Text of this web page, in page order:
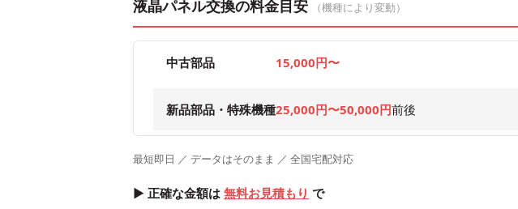
液晶パネル交換の料金目安 （機種により変動）
中古部品 15,000円〜
新品部品・特殊機種25,000円〜50,000円前後
最短即日 ／ データはそのまま ／ 全国宅配対応
▶ 正確な金額は 無料お見積もり で